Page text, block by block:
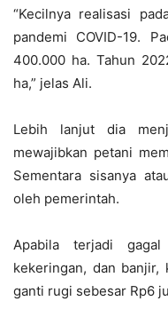
“Kecilnya realisasi
pandemi COVID-19.
400.000 ha. Tahun
ha,” jelas Ali.
Lebih lanjut dia
mewajibkan petani
Sementara sisanya
oleh pemerintah.
Apabila terjadi
kekeringan, dan banjir,
ganti rugi sebesar Rp6